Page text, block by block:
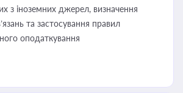
з іноземних джерел, визначення
та застосування правил
оподаткування